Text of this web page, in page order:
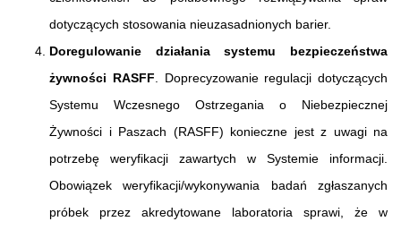
dotyczących stosowania nieuzasadnionych barier.
Doregulowanie działania systemu bezpieczeństwa
żywności RASFF . Doprecyzowanie regulacji dotyczących
Systemu Wczesnego Ostrzegania o Niebezpiecznej
Żywności i Paszach (RASFF) konieczne jest z uwagi na
potrzebę weryfikacji zawartych w Systemie informacji.
Obowiązek weryfikacji/wykonywania badań zgłaszanych
próbek przez akredytowane laboratoria sprawi, że w